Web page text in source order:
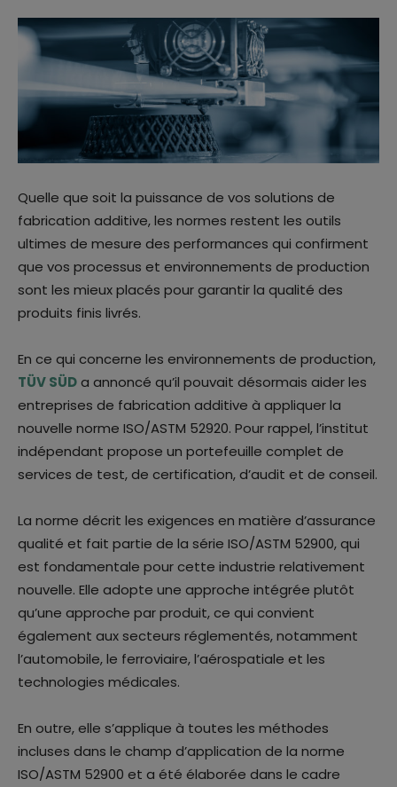
Quelle que soit la puissance de vos solutions de
fabrication additive, les normes restent les outils
ultimes de mesure des performances qui confirment
que vos processus et environnements de production
sont les mieux placés pour garantir la qualité des
produits finis livrés.
En ce qui concerne les environnements de production,
TÜV SÜDa annoncé qu’il pouvait désormais aider les
entreprises de fabrication additive à appliquer la
nouvelle norme ISO/ASTM 52920. Pour rappel, l’institut
indépendant propose un portefeuille complet de
services de test, de certification, d’audit et de conseil.
La norme décrit les exigences en matière d’assurance
qualité et fait partie de la série ISO/ASTM 52900, qui
est fondamentale pour cette industrie relativement
nouvelle. Elle adopte une approche intégrée plutôt
qu’une approche par produit, ce qui convient
également aux secteurs réglementés, notamment
l’automobile, le ferroviaire, l’aérospatiale et les
technologies médicales.
En outre, elle s’applique à toutes les méthodes
incluses dans le champ d’application de la norme
ISO/ASTM 52900 et a été élaborée dans le cadre